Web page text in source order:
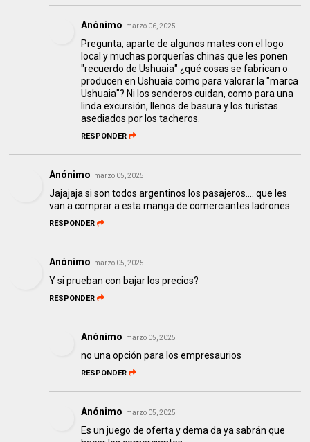
Anónimo marzo 06, 2025
Pregunta, aparte de algunos mates con el logo
local y muchas porquerías chinas que les ponen
"recuerdo de Ushuaia" ¿qué cosas se fabrican o
producen en Ushuaia como para valorar la "marca
Ushuaia"? Ni los senderos cuidan, como para una
linda excursión, llenos de basura y los turistas
asediados por los tacheros.
RESPONDER
Anónimo marzo 05, 2025
Jajajaja si son todos argentinos los pasajeros.... que les
van a comprar a esta manga de comerciantes ladrones
RESPONDER
Anónimo marzo 05, 2025
Y si prueban con bajar los precios?
RESPONDER
Anónimo marzo 05, 2025
no una opción para los empresaurios
RESPONDER
Anónimo marzo 05, 2025
Es un juego de oferta y dema da ya sabrán que